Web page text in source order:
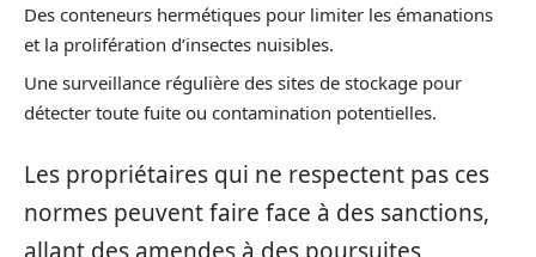
Des conteneurs hermétiques pour limiter les émanations
et la prolifération d’insectes nuisibles.
Une surveillance régulière des sites de stockage pour
détecter toute fuite ou contamination potentielles.
Les propriétaires qui ne respectent pas ces
normes peuvent faire face à des sanctions,
allant des amendes à des poursuites